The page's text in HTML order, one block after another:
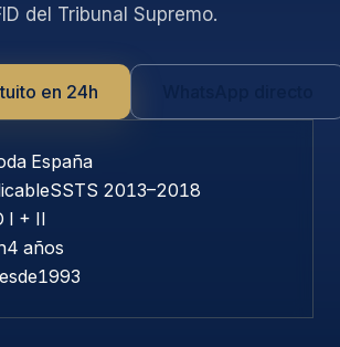
del Tribunal Supremo.
en 24h
España
SSTS 2013–2018
I + II
4 años
1993